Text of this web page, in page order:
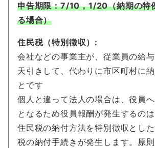
申告期限：7/10，1/20（納期の特
る場合）
住民税（特別徴収）:
会社などの事業主が、従業員の給
天引きして、代わりに市区町村に
とです
個人と違って法人の場合は、役員
となるため役員報酬が発生するのは
住民税の納付方法を特別徴収とし
税の納付手続きが発生します。原